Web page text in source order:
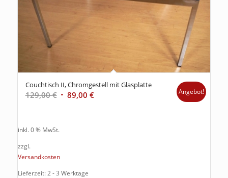
Couchtisch II, Chromgestell mit Glasplatte
129,00€ 89,00 € Angebot!
inkl. 0 % MwSt.
zzgl.
Versandkosten
Lieferzeit: 2 - 3 Werktage